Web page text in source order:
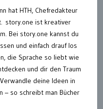
hat HTH, Chefredakteur
story.one ist kreativer
Bei story.one kannst du
und einfach drauf los
die Sprache so liebt wie
und dir den Traum
deine Ideen in
– so schreibt man Bücher